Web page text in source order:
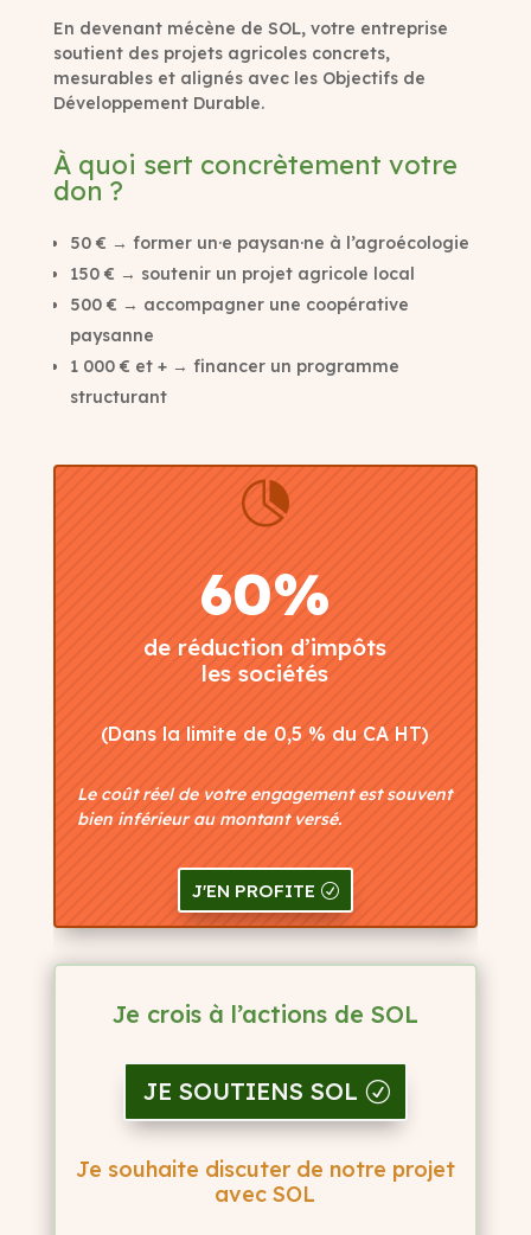
En devenant mécène de SOL, votre entreprise
soutient des projets agricoles concrets,
mesurables et alignés avec les Objectifs de
Développement Durable.
À quoi sert concrètement votre
don ?
50 € → former un·e paysan·ne à l’agroécologie
150 € → soutenir un projet agricole local
500 € → accompagner une coopérative
paysanne
1 000 € et + → financer un programme
structurant

60%
de réduction d’impôts
les sociétés
(Dans la limite de 0,5 % du CA HT)
Le coût réel de votre engagement est souvent
bien inférieur au montant versé.
J'EN PROFITE
Je crois à l’actions de SOL
JE SOUTIENS SOL
Je souhaite discuter de notre projet
avec SOL